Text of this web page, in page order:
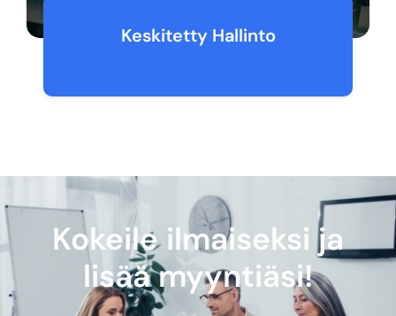
Keskitetty Hallinto
Kokeile ilmaiseksi ja
lisää myyntiäsi!